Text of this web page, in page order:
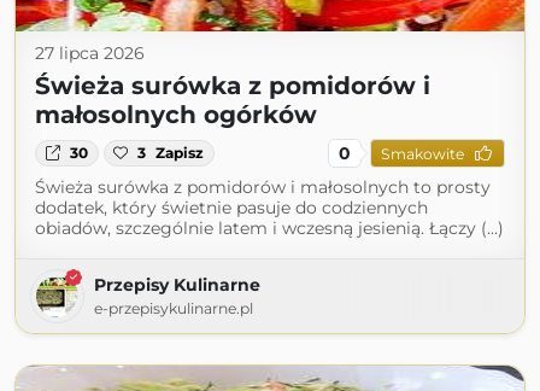
27 lipca 2026
Świeża surówka z pomidorów i
małosolnych ogórków
30 3 Zapisz 0 Smakowite
Świeża surówka z pomidorów i małosolnych to prosty
dodatek, który świetnie pasuje do codziennych
obiadów, szczególnie latem i wczesną jesienią. Łączy (...)
Przepisy Kulinarne
e-przepisykulinarne.pl